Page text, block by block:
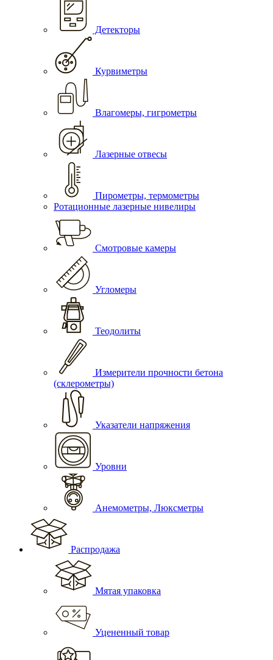
Детекторы
Курвиметры
Влагомеры, гигрометры
Лазерные отвесы
Пирометры, термометры
Ротационные лазерные нивелиры
Смотровые камеры
Угломеры
Теодолиты
Измерители прочности бетона
(склерометры)
Указатели напряжения
Уровни
Анемометры, Люксметры
Распродажа
Мятая упаковка
Уцененный товар